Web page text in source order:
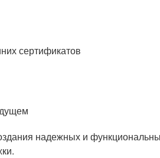
сертификатов
надежных и